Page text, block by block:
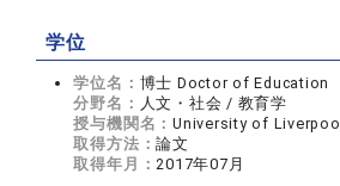
学位
学位名： 博士 Doctor of Education
分野名： 人文・社会 / 教育学
授与機関名：University of Liverpool
取得方法：論文
取得年月：2017年07月